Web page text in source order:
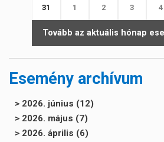
31 1 2 3 4
Tovább az aktuális hónap
Esemény archívum
> 2026. június (12)
> 2026. május (7)
> 2026. április (6)